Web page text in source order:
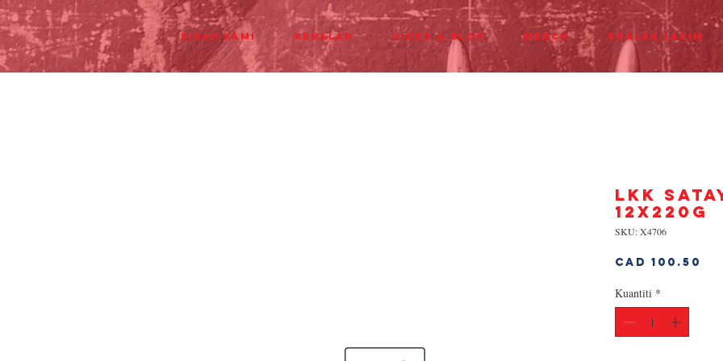
Kisah Kami Kenalan Video & Blog Merch Soalan Lazim
LKK
12x220g
SKU: X4706
CAD 100.50
Kuantiti *